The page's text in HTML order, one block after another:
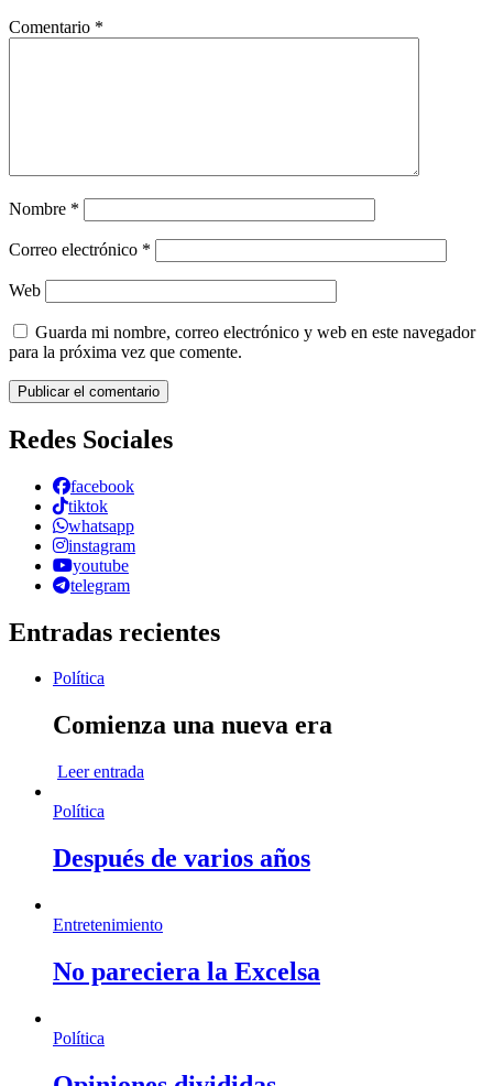
Comentario *
Nombre *
Correo electrónico *
Web
Guarda mi nombre, correo electrónico y web en este navegador
para la próxima vez que comente.
Redes Sociales
facebook
tiktok
whatsapp
instagram
youtube
telegram
Entradas recientes
Política
Comienza una nueva era
Leer entrada
Política
Después de varios años
Entretenimiento
No pareciera la Excelsa
Política